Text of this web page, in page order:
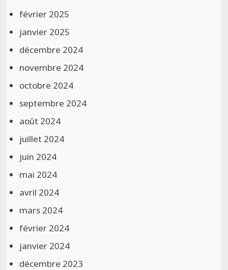
février 2025
janvier 2025
décembre 2024
novembre 2024
octobre 2024
septembre 2024
août 2024
juillet 2024
juin 2024
mai 2024
avril 2024
mars 2024
février 2024
janvier 2024
décembre 2023